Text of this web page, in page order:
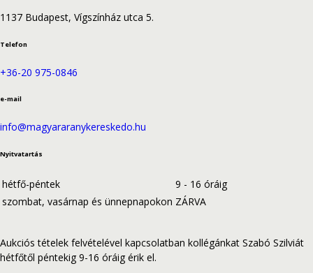
1137 Budapest, Vígszínház utca 5.
Telefon
+36-20 975-0846
e-mail
info@magyararanykereskedo.hu
Nyitvatartás
hétfő-péntek
9 - 16 óráig
szombat, vasárnap és ünnepnapokon ZÁRVA
Aukciós tételek felvételével kapcsolatban kollégánkat Szabó Szilviát
hétfőtől péntekig 9-16 óráig érik el.